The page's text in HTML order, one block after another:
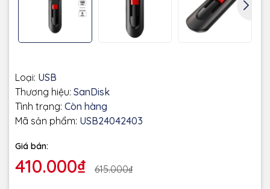
Loại: USB
Thương hiệu: SanDisk
Tình trạng: Còn hàng
Mã sản phẩm: USB24042403
Giá bán:
410.000₫ 615.000₫